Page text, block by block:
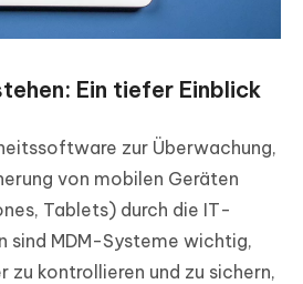
Ein tiefer Einblick
zur Überwachung,
von mobilen Geräten
Tablets) durch die IT-
sind MDM-Systeme wichtig,
zu kontrollieren und zu sichern,